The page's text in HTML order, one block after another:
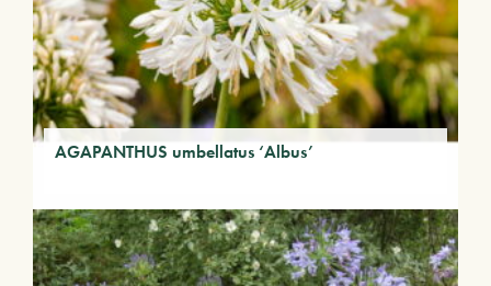
AGAPANTHUS umbellatus ‘Albus’